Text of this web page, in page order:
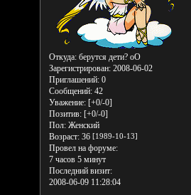
Откуда:берутся дети? оО
Зарегистрирован: 2008-06-02
Приглашений:0
Сообщений:42
Уважение: [+0/-0]
Позитив: [+0/-0]
Пол:Женский
Возраст:36 [1989-10-13]
Провел на форуме:
7 часов 5 минут
Последний визит:
2008-06-09 11:28:04